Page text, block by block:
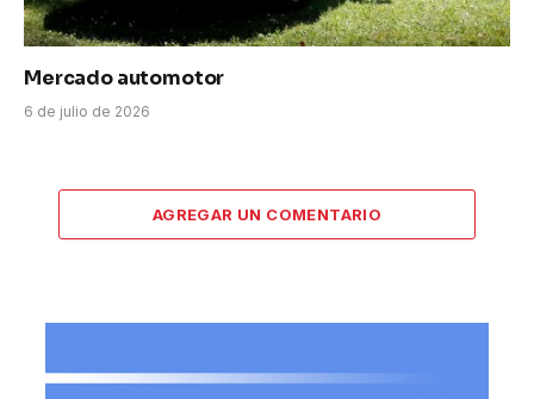
Mercado automotor
6 de julio de 2026
AGREGAR UN COMENTARIO